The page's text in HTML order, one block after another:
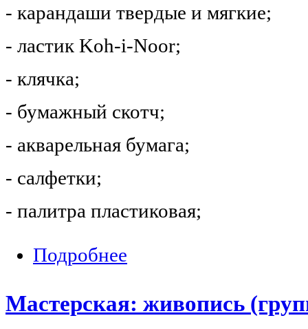
- карандаши твердые и мягкие;
- ластик Koh-i-Noor;
- клячка;
- бумажный скотч;
- акварельная бумага;
- салфетки;
- палитра пластиковая;
Подробнее
Мастерская: живопись